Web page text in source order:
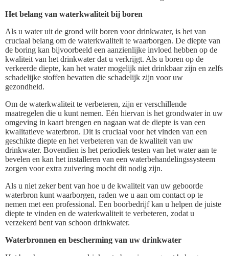
Het belang van waterkwaliteit bij boren
Als u water uit de grond wilt boren voor drinkwater, is het van
cruciaal belang om de waterkwaliteit te waarborgen. De diepte van
de boring kan bijvoorbeeld een aanzienlijke invloed hebben op de
kwaliteit van het drinkwater dat u verkrijgt. Als u boren op de
verkeerde diepte, kan het water mogelijk niet drinkbaar zijn en zelfs
schadelijke stoffen bevatten die schadelijk zijn voor uw
gezondheid.
Om de waterkwaliteit te verbeteren, zijn er verschillende
maatregelen die u kunt nemen. Eén hiervan is het grondwater in uw
omgeving in kaart brengen en nagaan wat de diepte is van een
kwalitatieve waterbron. Dit is cruciaal voor het vinden van een
geschikte diepte en het verbeteren van de kwaliteit van uw
drinkwater. Bovendien is het periodiek testen van het water aan te
bevelen en kan het installeren van een waterbehandelingssysteem
zorgen voor extra zuivering mocht dit nodig zijn.
Als u niet zeker bent van hoe u de kwaliteit van uw geboorde
waterbron kunt waarborgen, raden we u aan om contact op te
nemen met een professional. Een boorbedrijf kan u helpen de juiste
diepte te vinden en de waterkwaliteit te verbeteren, zodat u
verzekerd bent van schoon drinkwater.
Waterbronnen en bescherming van uw drinkwater